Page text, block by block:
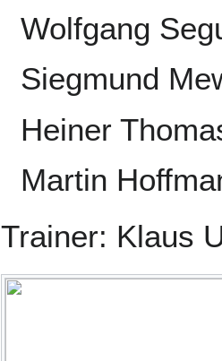
Wolfgang
Siegmund
Heiner
Martin
Trainer: Klaus